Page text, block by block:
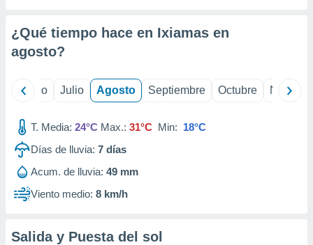
e
de
¿Qué tiempo hace en Ixiamas en
agosto?
Junio Julio Agosto Septiembre Octubre
T. Media: 24°C Max.: 31°C Min: 18°C
Días de lluvia: 7 días
Acum. de lluvia: 49 mm
Viento medio: 8 km/h
Salida y Puesta del sol